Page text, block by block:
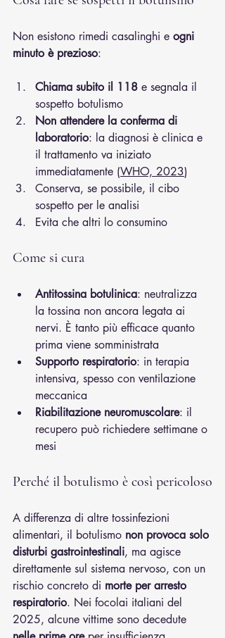
Non esistono rimedi casalinghi e ogni
minuto è prezioso:
Chiama subito il 118 e segnala il
sospetto botulismo
Non attendere la conferma di
laboratorio: la diagnosi è clinica e
il trattamento va iniziato
immediatamente (WHO, 2023)
Conserva, se possibile, il cibo
sospetto per le analisi
Evita che altri lo consumino
Come si cura
Antitossina botulinica: neutralizza
la tossina non ancora legata ai
nervi. È tanto più efficace quanto
prima viene somministrata
Supporto respiratorio: in terapia
intensiva, spesso con ventilazione
meccanica
Riabilitazione neuromuscolare: il
recupero può richiedere settimane o
mesi
Perché il botulismo è così pericoloso
A differenza di altre tossinfezioni
alimentari, il botulismo non provoca solo
disturbi gastrointestinali, ma agisce
direttamente sul sistema nervoso, con un
rischio concreto di morte per arresto
respiratorio. Nei focolai italiani del
2025, alcune vittime sono decedute